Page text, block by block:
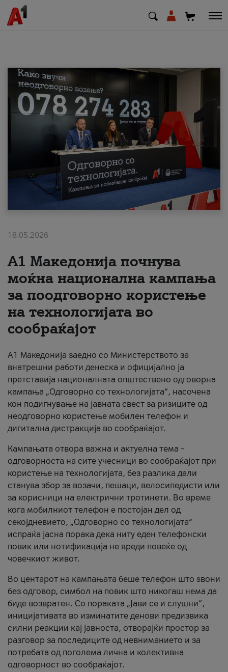
МК EN SQ
Деловни
Поддршка
Надополни кредит
#ПодобарОнлајн
18.05.2026
A1 Македонија почнува
моќна национална кампања
за поодговорно користење
на технологијата во
сообраќајот
A1 Македонија заедно со Министерството за
внатрешни работи денеска и официјално ја
претставија националната општествено одговорна
кампања „Одговорно со технологијата“, насочена
кон подигнување на јавната свест за ризиците од
неодговорно користење мобилен телефон и
дигитална дистракција во сообраќајот.
Кампањата отвора важна и актуелна тема –
одговорноста на сите учесници во сообраќајот при
користење на технологијата, без разлика дали
станува збор за возачи, пешаци, велосипедисти или
за корисници на електрични тротинети. Во време
кога мобилниот телефон е постојан дел од
секојдневието, „Одговорно со технологијата“
испраќа јасна порака дека ниту еден телефонски
повик или нотификација не вреди повеќе од
човечкиот живот.
Во центарот на кампањата беше телефон што ѕвони
без одговор, симбол на повик што никогаш нема да
биде возвратен. Со пораката „Јави се и слушни“,
иницијативата во изминатите денови предизвика
силни реакции кај јавноста, отворајќи простор за
разговор за последиците од невниманието и за
потребата од поголема лична и колективна
одговорност во сообраќајот.